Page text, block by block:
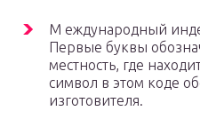
М еждународный
Первые буквы
местность, где
символ в этом коде
изготовителя.